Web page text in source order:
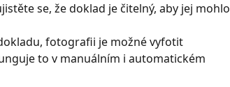
se, že doklad je čitelný, aby jej mohlo
fotografii je možné vyfotit
to v manuálním i automatickém